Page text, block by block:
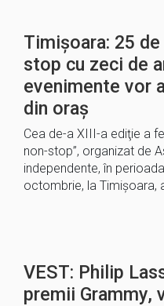
Timișoara: 25
stop cu zeci de
evenimente vor
din oraş
Cea de-a XIII-a ediţie a
non-stop”, organizat de
independente, în
octombrie, la Timişoara,
VEST: Philip
premii Grammy,